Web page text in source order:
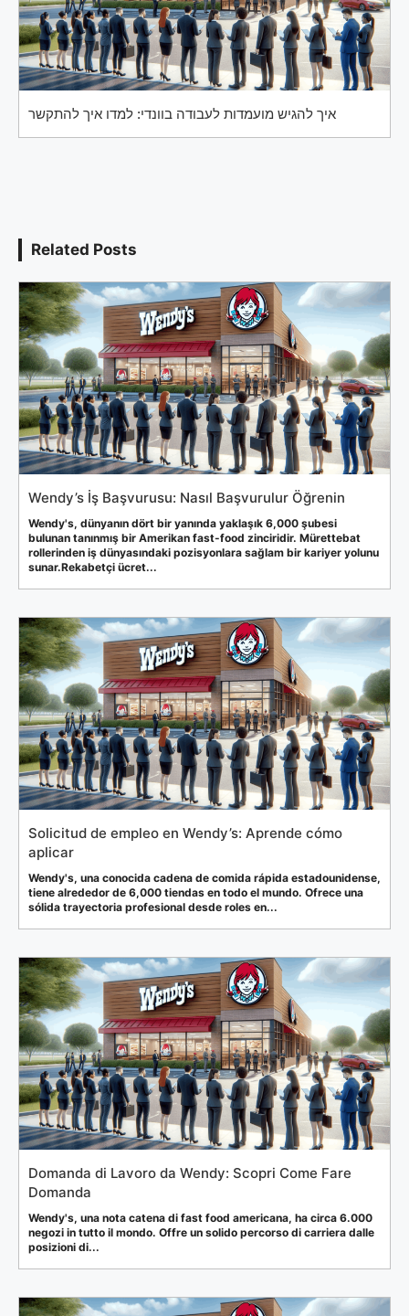
איך להגיש מועמדות לעבודה בוונדי: למדו איך להתקשר
Related Posts
Wendy’s İş Başvurusu: Nasıl Başvurulur Öğrenin
Wendy's, dünyanın dört bir yanında yaklaşık 6,000 şubesi
bulunan tanınmış bir Amerikan fast-food zinciridir. Mürettebat
rollerinden iş dünyasındaki pozisyonlara sağlam bir kariyer yolunu
sunar.Rekabetçi ücret...
Solicitud de empleo en Wendy’s: Aprende cómo
aplicar
Wendy's, una conocida cadena de comida rápida estadounidense,
tiene alrededor de 6,000 tiendas en todo el mundo. Ofrece una
sólida trayectoria profesional desde roles en...
Domanda di Lavoro da Wendy: Scopri Come Fare
Domanda
Wendy's, una nota catena di fast food americana, ha circa 6.000
negozi in tutto il mondo. Offre un solido percorso di carriera dalle
posizioni di...